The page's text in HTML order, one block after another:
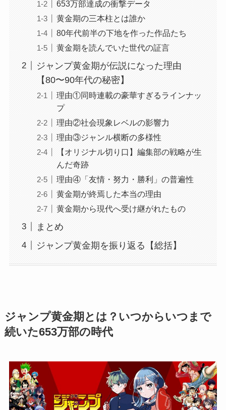
653万部達成の衝撃データ
黄金期の三本柱とは誰か
80年代前半の下地を作った作品たち
黄金期を読んでいた世代の証言
ジャンプ黄金期が伝説になった理由
【80〜90年代の秘密】
理由①同時連載の豪華すぎるラインナッ
プ
理由②社会現象レベルの影響力
理由③ジャンル横断の多様性
【オリジナル切り口】編集部の戦略が生
んだ奇跡
理由④「友情・努力・勝利」の普遍性
黄金期が終焉した本当の理由
黄金期から現代へ受け継がれたもの
まとめ
ジャンプ黄金期を振り返る【総括】
ジャンプ黄金期とは？いつからいつまで
続いた653万部の時代